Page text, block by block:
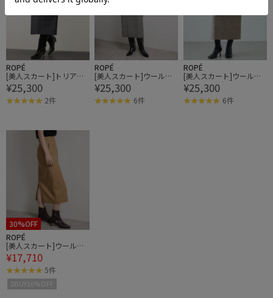
ROPÉ
[美人スカート]トリアセ
ツイル ポケット付きタイ
トスカート(デニムライ
ク)/セットアップ対応・
¥25,300
2件
ROPÉ
[美人スカート]ウールレ
ーヨンポケット付きタイ
トスカート(ヘリンボー
ン/グレンチェック)/セッ
¥25,300
6件
ROPÉ
[美人スカート]ウールレ
ーヨンポケット付きタイ
トスカート(ヘリンボー
ン/グレンチェック)/セッ
¥25,300
6件
30%OFF
ROPÉ
[美人スカート]ウールレ
ーヨンポケット付きタイ
トスカート(無地)/イージ
ーケア・セットアップ対
応
¥17,710
5件
2BUY10%OFF